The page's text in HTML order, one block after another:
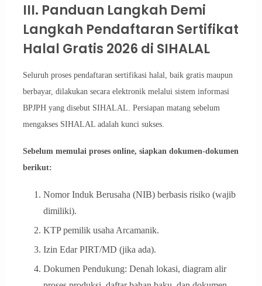
III. Panduan Langkah Demi
Langkah Pendaftaran Sertifikat
Halal Gratis 2026 di SIHALAL
Seluruh proses pendaftaran sertifikasi halal, baik gratis maupun
berbayar, dilakukan secara elektronik melalui sistem informasi
BPJPH yang disebut SIHALAL. Persiapan matang sebelum
mengakses SIHALAL adalah kunci sukses.
Sebelum memulai proses online, siapkan dokumen-dokumen
berikut:
Nomor Induk Berusaha (NIB) berbasis risiko (wajib
dimiliki).
KTP pemilik usaha Arcamanik.
Izin Edar PIRT/MD (jika ada).
Dokumen Pendukung: Denah lokasi, diagram alir